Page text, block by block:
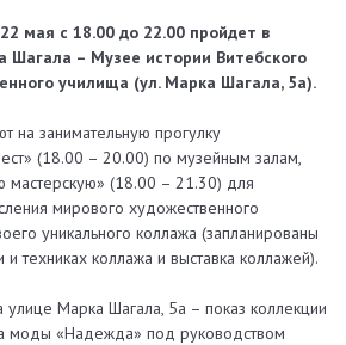
мая с 18.00 до 22.00 пройдет в
– Музее истории Витебского
училища (ул. Марка Шагала, 5а).
на занимательную прогулку
(18.00 – 20.00) по музейным залам,
мастерскую» (18.00 – 21.30) для
мирового художественного
уникального коллажа (запланированы
техниках коллажа и выставка коллажей).
улице Марка Шагала, 5а – показ коллекции
моды «Надежда» под руководством